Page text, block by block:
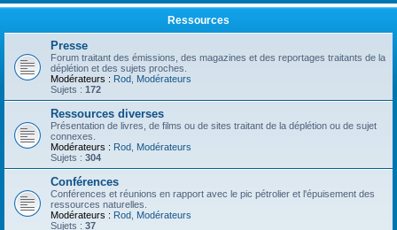
Ressources
Presse
Forum traitant des émissions, des magazines et des reportages traitants de la
déplétion et des sujets proches.
Modérateurs : Rod Modérateurs
Sujets : 172
Ressources diverses
Présentation de livres, de films ou de sites traitant de la déplétion ou de sujet
connexes.
Modérateurs : Rod Modérateurs
Sujets : 304
Conférences
Conférences et réunions en rapport avec le pic pétrolier et l'épuisement des
ressources naturelles.
Modérateurs : Rod Modérateurs
Sujets : 37